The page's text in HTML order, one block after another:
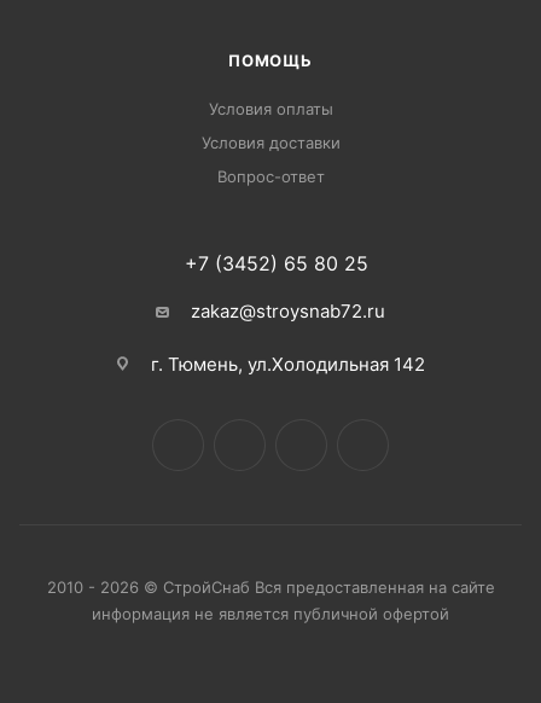
ПОМОЩЬ
Условия оплаты
Условия доставки
Вопрос-ответ
+7 (3452) 65 80 25
zakaz@stroysnab72.ru
г. Тюмень, ул.Холодильная 142
2010 - 2026 © СтройСнаб Вся предоставленная на сайте
информация не является публичной офертой